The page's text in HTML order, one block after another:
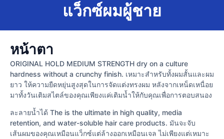
แว็กซ์ผมผู้ชาย
หน้าตา
ORIGINAL HOLD MEDIUM STRENGTH dry on a culture
hardness without a crunchy finish. เหมาะสำหรับทั้งผมสั้นและผม
ยาว ให้ความยืดหยุ่นสูงสุดในการจัดแต่งทรงผม หลังจากเหน็ดเหนื่อย
มาทั้งวันเติมสไตล์ของคุณเพียงแค่เติมน้ำให้กับคุณเพื่อการตอบสนอง
ละลายน้ำได้ The is the ultimate in high quality, media
retention, and water-soluble hair care products. มันจะจับ
เส้นผมของคุณเหมือนแว็กซ์แต่ล้างออกเหมือนเจล ไม่เพียงแต่เหมาะ